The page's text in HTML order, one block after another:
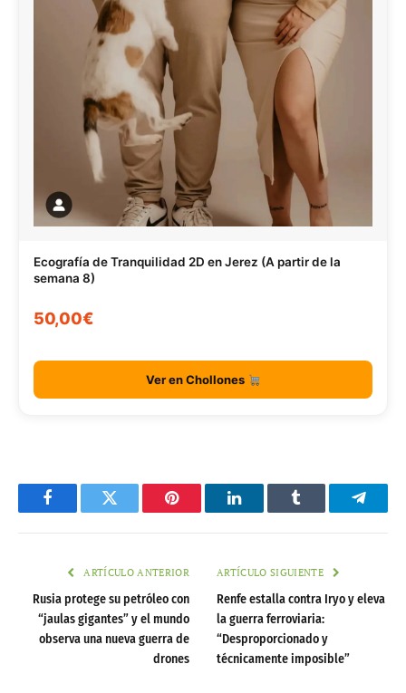
Ecografía de Tranquilidad 2D en Jerez (A partir de la
semana 8)
50,00€
Ver en Chollones
FacebookTwitter Pinterest LinkedInTumblr
ARTÍCULO ANTERIOR
Rusia protege su petróleo con
“jaulas gigantes” y el mundo
observa una nueva guerra de
drones
ARTÍCULO SIGUIENTE
Renfe estalla contra Iryo y eleva
la guerra ferroviaria:
“Desproporcionado y
técnicamente imposible”